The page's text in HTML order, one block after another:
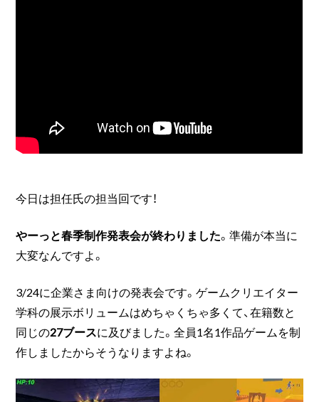
今日は担任氏の担当回です！
やーっと春季制作発表会が終わりました。準備が本当に
大変なんですよ。
3/24に企業さま向けの発表会です。ゲームクリエイター
学科の展示ボリュームはめちゃくちゃ多くて、在籍数と
同じの27ブースに及びました。全員1名1作品ゲームを制
作しましたからそうなりますよね。